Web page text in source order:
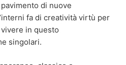
di nuove
fa di creatività virtù per
in questo
singolari.